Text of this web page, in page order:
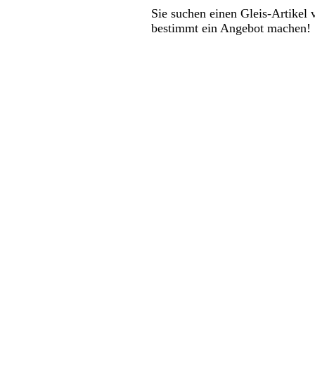
Sie suchen einen Gleis-
bestimmt ein Angebot machen!